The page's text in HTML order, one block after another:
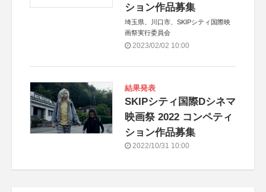
ション作品募集
埼玉県、川口市、SKIPシティ国際映
画祭実行委員会
2023/02/02 10:00
結果発表
SKIPシティ国際Dシネマ
映画祭 2022 コンペティ
ション作品募集
2022/10/31 10:00